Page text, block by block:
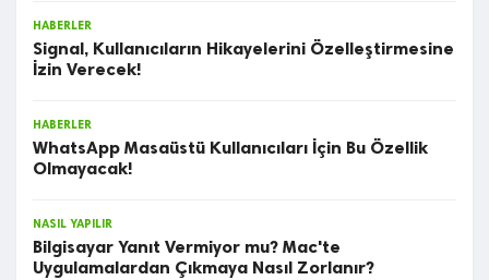
HABERLER
Signal, Kullanıcıların Hikayelerini Özelleştirmesine
İzin Verecek!
HABERLER
WhatsApp Masaüstü Kullanıcıları İçin Bu Özellik
Olmayacak!
NASIL YAPILIR
Bilgisayar Yanıt Vermiyor mu? Mac'te
Uygulamalardan Çıkmaya Nasıl Zorlanır?